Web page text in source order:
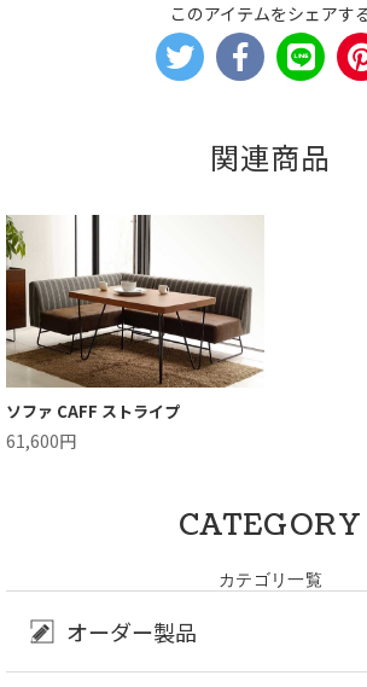
このアイテムをシェアす
関連商品
ソファ CAFF ストライプ
61,600円
CATEGORY
カテゴリ一覧
オーダー製品